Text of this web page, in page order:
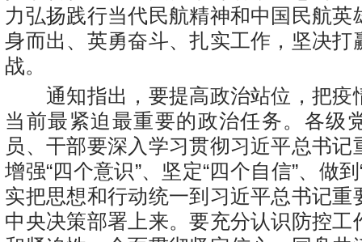
力弘扬践行当代民航精神和中国民航英
身而出、英勇奋斗、扎实工作，坚决打
战。
通知指出，要提高政治站位，把疫
当前最紧迫最重要的政治任务。各级
员、干部要深入学习贯彻习近平总书记
增强“四个意识”、坚定“四个自信”、做
实把思想和行动统一到习近平总书记重
中央决策部署上来。要充分认识防控工